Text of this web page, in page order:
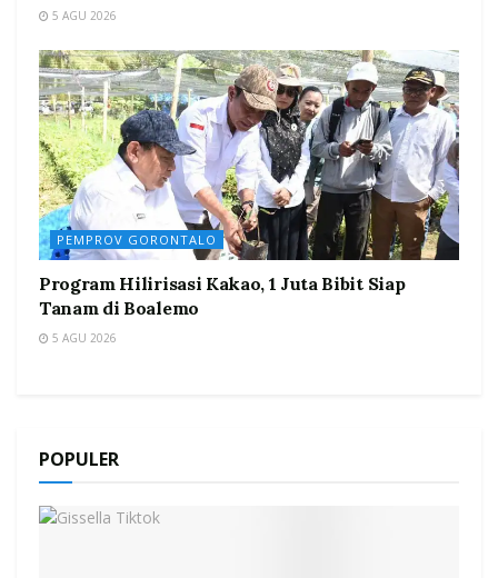
5 AGU 2026
PEMPROV GORONTALO
Program Hilirisasi Kakao, 1 Juta Bibit Siap
Tanam di Boalemo
5 AGU 2026
POPULER